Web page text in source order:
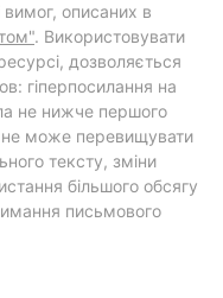
описаних в
. Використовувати
дозволяється
гіперпосилання на
не нижче першого
не може перевищувати
тексту, зміни
більшого обсягу
письмового